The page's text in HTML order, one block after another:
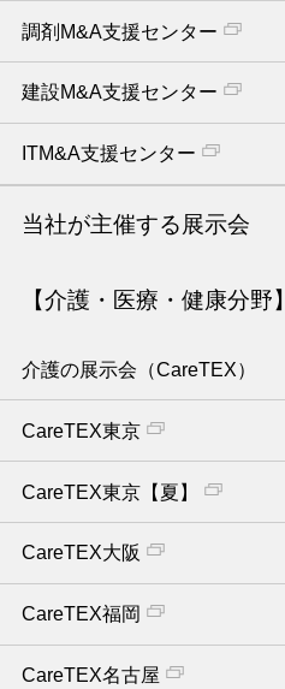
調剤M&A支援センター
建設M&A支援センター
ITM&A支援センター
当社が主催する展示会
【介護・医療・健康分野】
介護の展示会（CareTEX）
CareTEX東京
CareTEX東京【夏】
CareTEX大阪
CareTEX福岡
CareTEX名古屋